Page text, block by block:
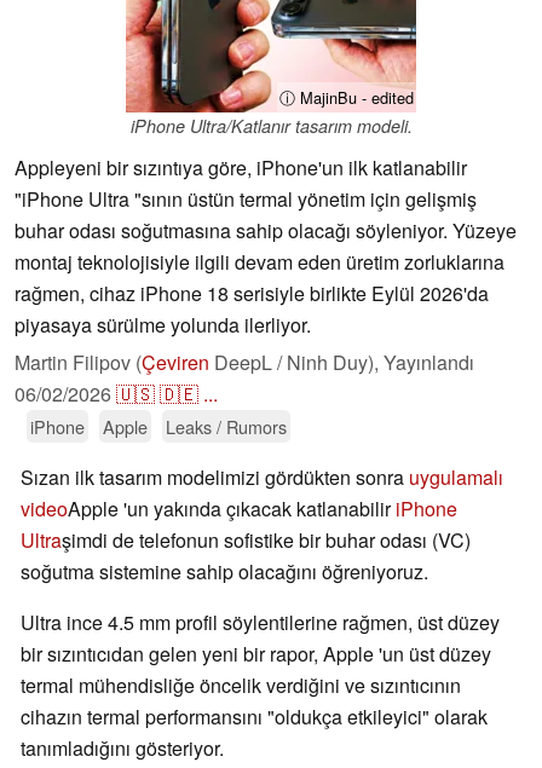
ⓘ MajinBu - edited
iPhone Ultra/Katlanır tasarım modeli.
Appleyeni bir sızıntıya göre, iPhone'un ilk katlanabilir
"iPhone Ultra "sının üstün termal yönetim için gelişmiş
buhar odası soğutmasına sahip olacağı söyleniyor. Yüzeye
montaj teknolojisiyle ilgili devam eden üretim zorluklarına
rağmen, cihaz iPhone 18 serisiyle birlikte Eylül 2026'da
piyasaya sürülme yolunda ilerliyor.
Martin Filipov (Çeviren DeepL / Ninh Duy), Yayınlandı
06/02/2026🇺🇸🇩🇪 ...
iPhone Apple Leaks / Rumors
Sızan ilk tasarım modelimizi gördükten sonra uygulamalı
videoApple 'un yakında çıkacak katlanabiliriPhone
Ultraşimdi de telefonun sofistike bir buhar odası (VC)
soğutma sistemine sahip olacağını öğreniyoruz.
Ultra ince 4.5 mm profil söylentilerine rağmen, üst düzey
bir sızıntıcıdan gelen yeni bir rapor, Apple 'un üst düzey
termal mühendisliğe öncelik verdiğini ve sızıntıcının
cihazın termal performansını "oldukça etkileyici" olarak
tanımladığını gösteriyor.